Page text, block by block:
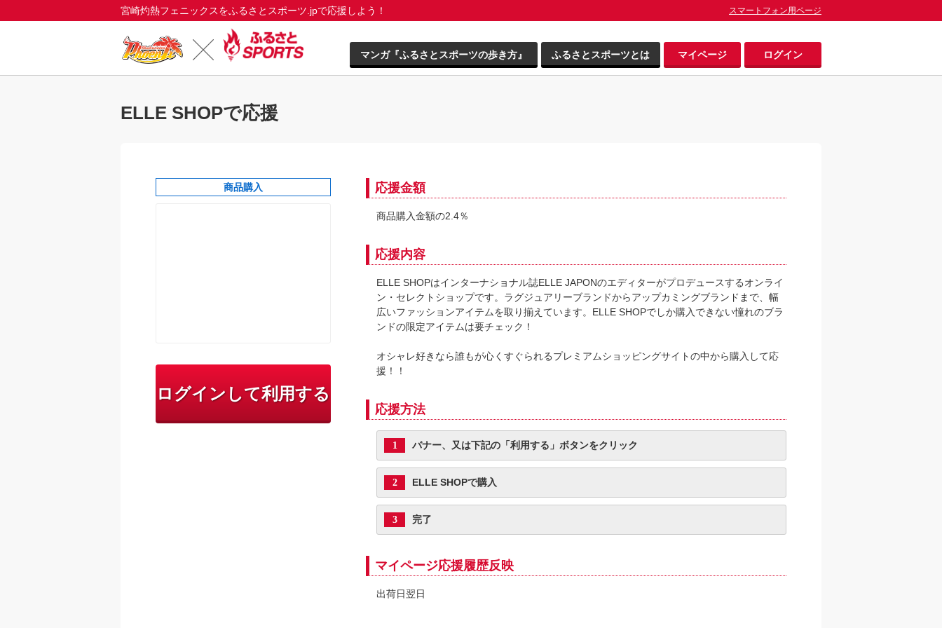
宮崎灼熱フェニックスをふるさとスポーツ.jpで応援しよう！ スマートフォン用ページ
ログイン
マイページ
ふるさとスポーツとは
マンガ『ふるさとスポーツの歩き方』
ELLE SHOPで応援
商品購入
ログインして利用する
応援金額
商品購入金額の2.4％
応援内容
ELLE SHOPはインターナショナル誌ELLE JAPONのエディターがプロデュースするオンライ
ン・セレクトショップです。ラグジュアリーブランドからアップカミングブランドまで、幅
広いファッションアイテムを取り揃えています。ELLE SHOPでしか購入できない憧れのブラ
ンドの限定アイテムは要チェック！
オシャレ好きなら誰もが心くすぐられるプレミアムショッピングサイトの中から購入して応
援！！
応援方法
1 バナー、又は下記の「利用する」ボタンをクリック
2 ELLE SHOPで購入
3 完了
マイページ応援履歴反映
出荷日翌日